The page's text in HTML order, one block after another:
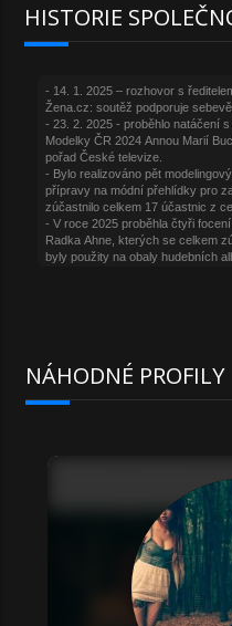
HISTORIE
NÁHODNÉ PROFILY